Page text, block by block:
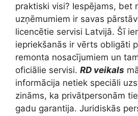
praktiski visi? Iespējams, bet
uzņēmumiem ir savas
licencētie servisi Latvijā. Šī
iepriekšanās ir vērts obligāti
remonta nosacījumiem un
oficiālie servisi. RD veikals
informācija netiek speciāli
zināms, ka privātpersonām
gadu garantija. Juridiskās